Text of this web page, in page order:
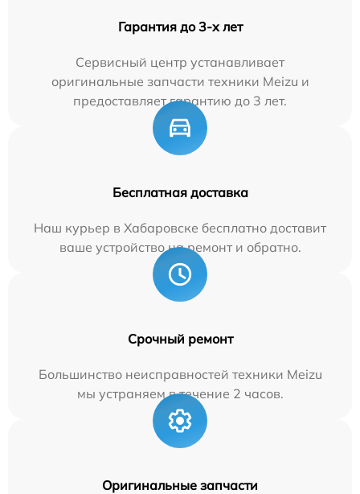
Гарантия до 3-х лет
Сервисный центр устанавливает
оригинальные запчасти техники Meizu и
предоставляет гарантию до 3 лет.
Бесплатная доставка
Наш курьер в Хабаровске бесплатно доставит
ваше устройство на ремонт и обратно.
Срочный ремонт
Большинство неисправностей техники Meizu
мы устраняем в течение 2 часов.
Оригинальные запчасти